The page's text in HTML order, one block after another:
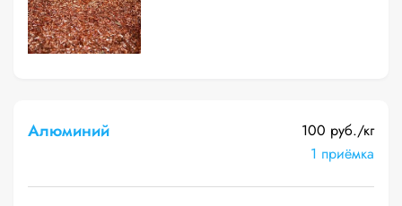
Алюминий
100 руб./кг
1 приёмка